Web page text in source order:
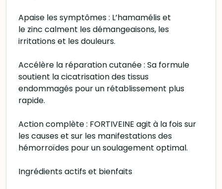
Apaise les symptômes : L’hamamélis et
le zinc calment les démangeaisons, les
irritations et les douleurs.
Accélère la réparation cutanée : Sa formule
soutient la cicatrisation des tissus
endommagés pour un rétablissement plus
rapide.
Action complète : FORTIVEINE agit à la fois sur
les causes et sur les manifestations des
hémorroïdes pour un soulagement optimal.
Ingrédients actifs et bienfaits